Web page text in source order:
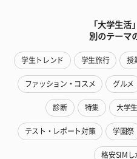
「大学生活
別のテーマ
学生トレンド 学生旅行 授
ファッション・コスメ グルメ
診断 特集 大学
テスト・レポート対策 学園祭
格安SIMし